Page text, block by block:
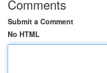
Comments
Submit a Comment
No HTML